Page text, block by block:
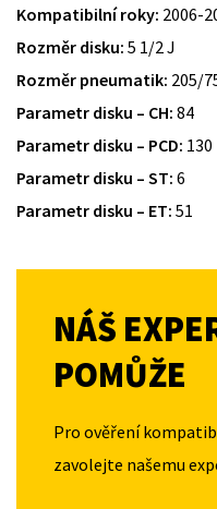
Kompatibilní roky: 2006-
Rozměr disku: 5 1/2 J
Rozměr pneumatik: 205/
Parametr disku – CH: 84
Parametr disku – PCD: 130
Parametr disku – ST: 6
Parametr disku – ET: 51
NÁŠ
POMŮŽE
Pro ověření
zavolejte našemu